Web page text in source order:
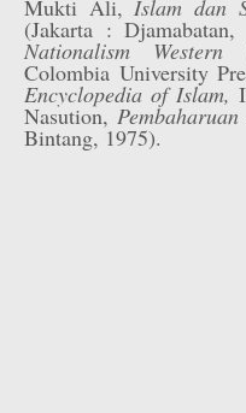
Mukti Ali,Islam dan
(Jakarta :
Nationalism Western
Colombia University
Encyclopedia of Islam,
Nasution,
Bintang, 1975).